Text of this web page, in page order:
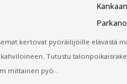
kertovat pyöräilijöille elävästä
Tutustu
mittainen pyö...